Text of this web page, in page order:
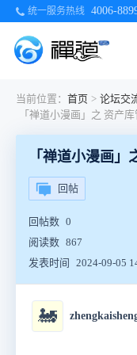
统一服务热线 4006-
当前位置： 首页 > 论坛交
「禅道小漫画」之 资产库
「禅道小漫画」
回帖
回帖数 0
阅读数 867
发表时间
2024-09-05
🚂